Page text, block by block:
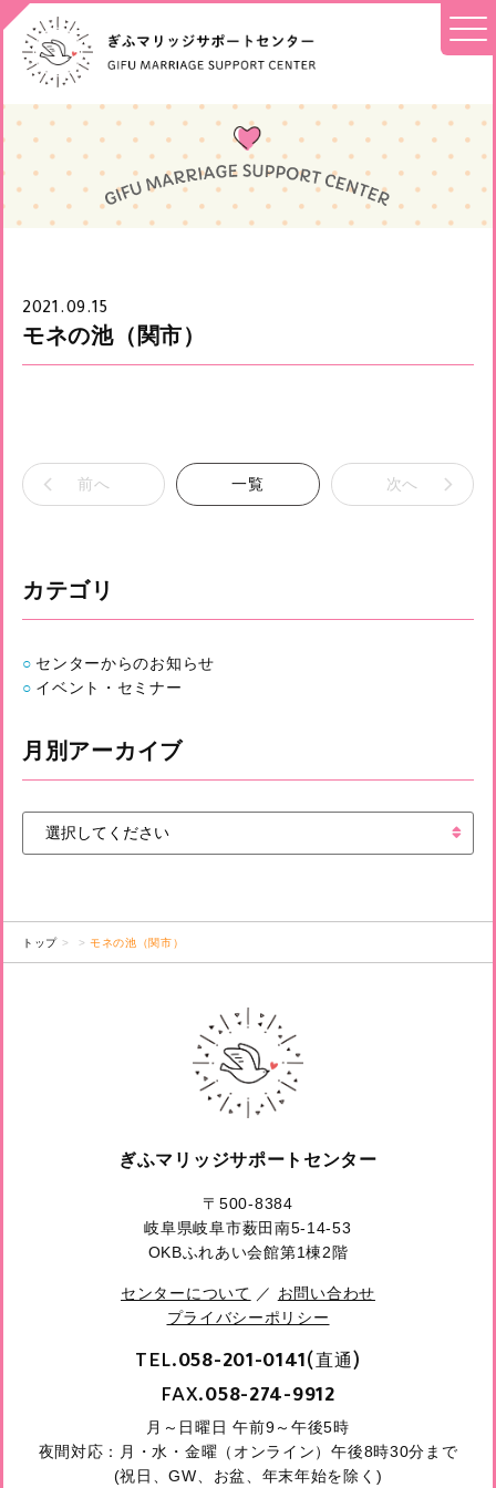
2021.09.15
モネの池（関市）
前へ 一覧 次へ
カテゴリ
センターからのお知らせ
イベント・セミナー
月別アーカイブ
トップ モネの池（関市）
ぎふマリッジサポートセンター
〒500-8384
岐阜県岐阜市薮田南5-14-53
OKBふれあい会館第1棟2階
センターについて ／ お問い合わせ
プライバシーポリシー
TEL.058-201-0141(直通)
FAX.058-274-9912
月～日曜日 午前9～午後5時
夜間対応：月・水・金曜（オンライン）午後8時30分まで
(祝日、GW、お盆、年末年始を除く)